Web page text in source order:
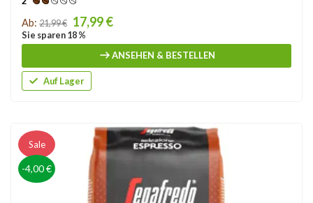
Price
Ab: 21,99 € 17,99 €
Sie sparen 18 %
ANSEHEN & BESTELLEN
Auf Lager
Sale
-4,00 €